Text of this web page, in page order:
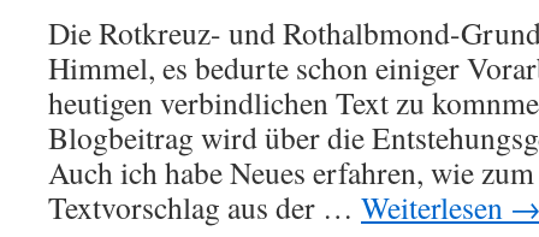
Die Rotkreuz- und Rothalbmond-
Himmel, es bedurte schon einiger
heutigen verbindlichen Text zu
Blogbeitrag wird über die
Auch ich habe Neues erfahren, wie
Textvorschlag aus der … Weiterlesen